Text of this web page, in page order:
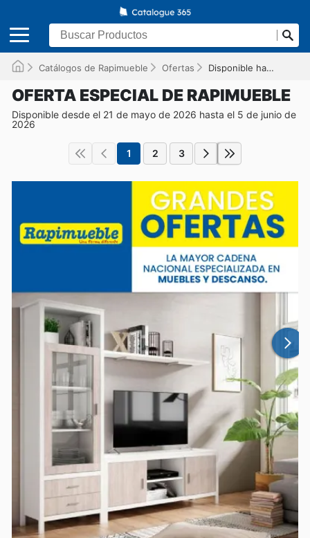
Catálogos de Rapimueble Ofertas Disponible hasta el 05/06/2026
OFERTA ESPECIAL DE RAPIMUEBLE
Disponible desde el 21 de mayo de 2026 hasta el 5 de junio de
2026
1 2 3